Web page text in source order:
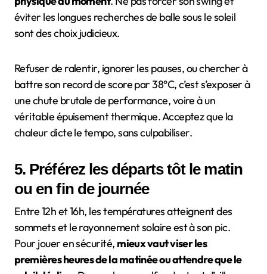
éviter les longues recherches de balle sous le soleil
sont des choix judicieux.
Refuser de ralentir, ignorer les pauses, ou chercher à
battre son record de score par 38°C, c’est s’exposer à
une chute brutale de performance, voire à un
véritable épuisement thermique. Acceptez que la
chaleur dicte le tempo, sans culpabiliser.
5. Préférez les départs tôt le matin
ou en fin de journée
Entre 12h et 16h, les températures atteignent des
sommets et le rayonnement solaire est à son pic.
Pour jouer en sécurité, mieux vaut viser les
premières heures de la matinée ou attendre que le